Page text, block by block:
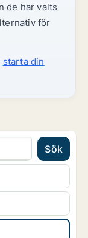
de har valts
för
starta din
Sök